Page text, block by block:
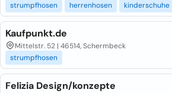
strumpfhosen
herrenhosen kinderschuhe
Kaufpunkt.de
Mittelstr. 52 | 46514, Schermbeck
strumpfhosen
Felizia Design/konzepte